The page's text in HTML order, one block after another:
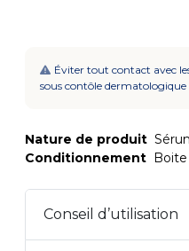
Éviter tout contact avec
sous contôle dermatologique
Nature de produit
Conditionnement
Conseil d’utilisation